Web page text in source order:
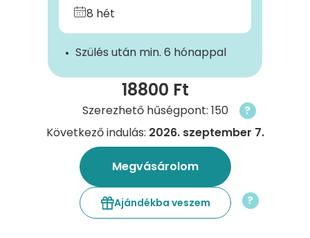
8 hét
Szülés után min. 6 hónappal
18800 Ft
Szerezhető hűségpont: 150
?
Következő indulás: 2026. szeptember 7.
Megvásárolom
Ajándékba veszem ?